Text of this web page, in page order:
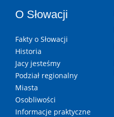
O Słowacji
Fakty o Słowacji
Historia
Jacy jesteśmy
Podział regionalny
Miasta
Osobliwości
Informacje praktyczne